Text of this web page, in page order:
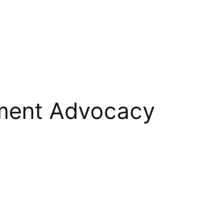
Advocacy